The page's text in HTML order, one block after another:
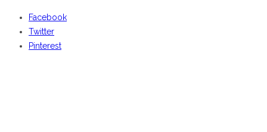
Facebook
Twitter
Pinterest